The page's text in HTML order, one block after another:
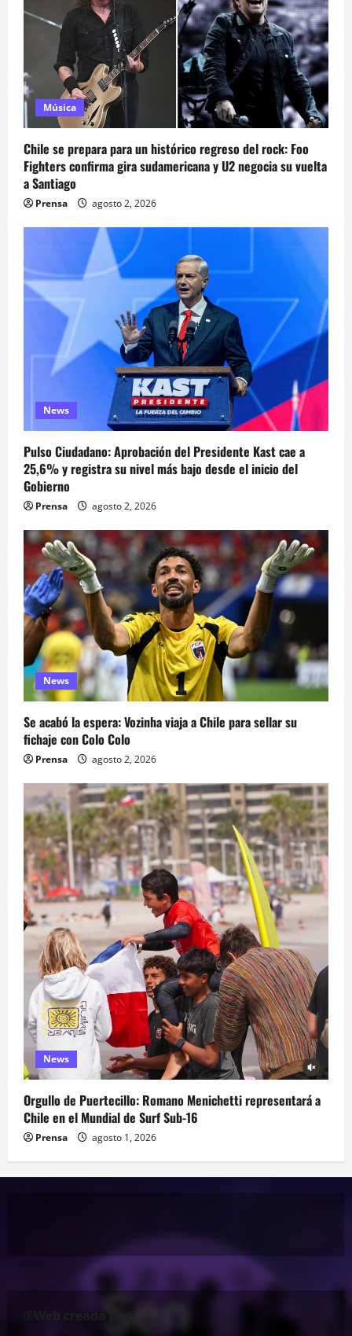
Música
Chile se prepara para un histórico regreso del rock: Foo
Fighters confirma gira sudamericana y U2 negocia su vuelta
a Santiago
Prensa agosto 2, 2026
News
Pulso Ciudadano: Aprobación del Presidente Kast cae a
25,6% y registra su nivel más bajo desde el inicio del
Gobierno
Prensa agosto 2, 2026
News
Se acabó la espera: Vozinha viaja a Chile para sellar su
fichaje con Colo Colo
Prensa agosto 2, 2026
News
Orgullo de Puertecillo: Romano Menichetti representará a
Chile en el Mundial de Surf Sub-16
Prensa agosto 1, 2026
®Web creada por: